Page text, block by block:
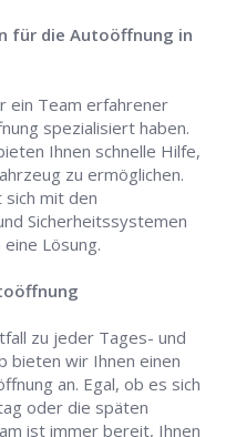
für die Autoöffnung in
ein Team erfahrener
spezialisiert haben.
Ihnen schnelle Hilfe,
zu ermöglichen.
mit den
Sicherheitssystemen
Lösung.
zu jeder Tages- und
bieten wir Ihnen einen
an. Egal, ob es sich
oder die späten
ist immer bereit, Ihnen